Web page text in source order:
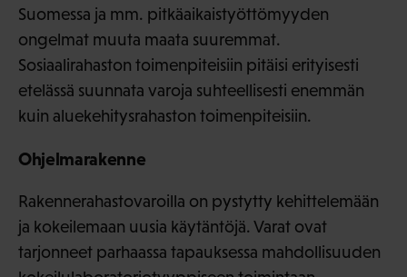
Suomessa ja mm. pitkäaikaistyöttömyyden
ongelmat muuta maata suuremmat.
Sosiaalirahaston toimenpiteisiin pitäisi erityisesti
etelässä suunnata varoja suhteellisesti enemmän
kuin aluekehitysrahaston toimenpiteisiin.
Ohjelmarakenne
Rakennerahastovaroilla on pystytty kehittelemään
ja kokeilemaan uusia käytäntöjä. Varat ovat
tarjonneet parhaassa tapauksessa mahdollisuuden